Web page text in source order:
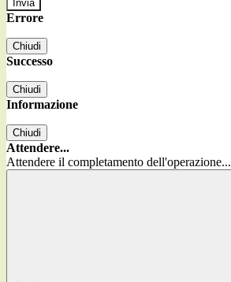
Errore
Chiudi
Successo
Chiudi
Informazione
Chiudi
Attendere...
Attendere il completamento dell'operazione...